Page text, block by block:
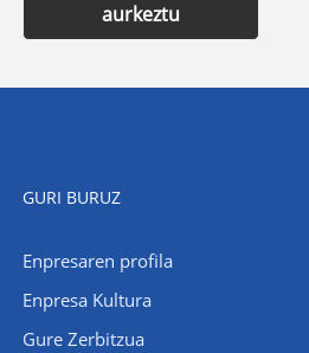
aurkeztu
GURI BURUZ
Enpresaren profila
Enpresa Kultura
Gure Zerbitzua